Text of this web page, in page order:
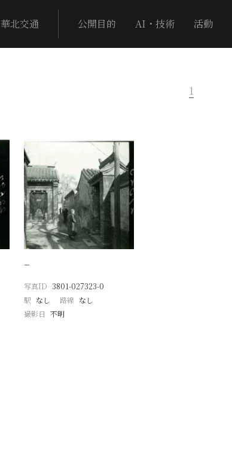
華北交通 公開目的 AI・技術 活動
1
−
写真ID 3801-027323-0
駅 なし 路線 なし
撮影日 不明